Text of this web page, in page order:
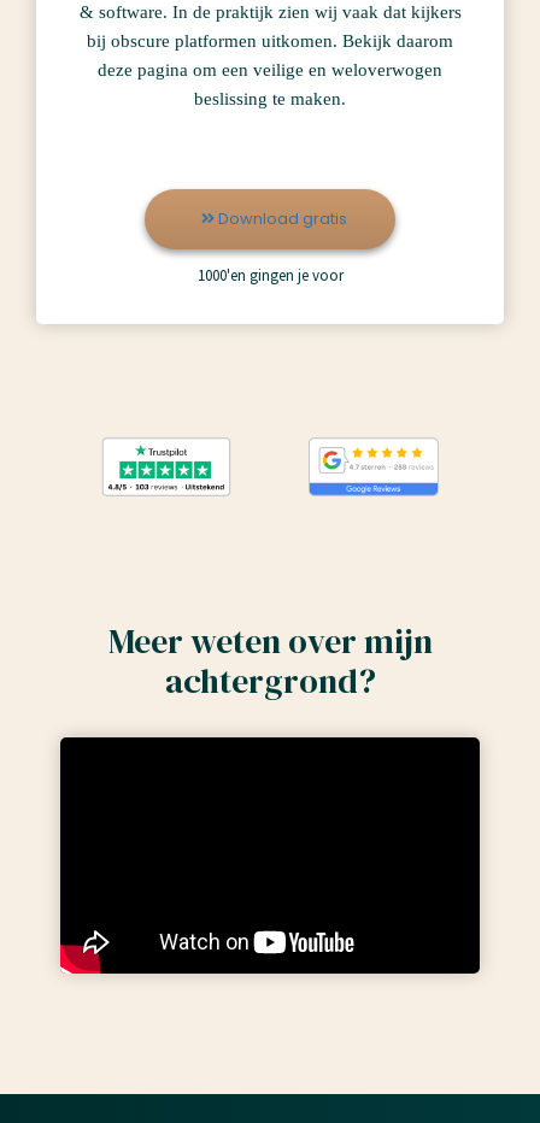
& software. In de praktijk zien wij vaak dat kijkers
bij obscure platformen uitkomen. Bekijk daarom
deze pagina om een veilige en weloverwogen
beslissing te maken.
Download gratis
1000'en gingen je voor
Meer weten over mijn
achtergrond?